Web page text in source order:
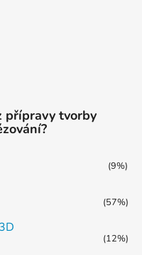
přípravy tvorby
(9%)
(57%)
(12%)